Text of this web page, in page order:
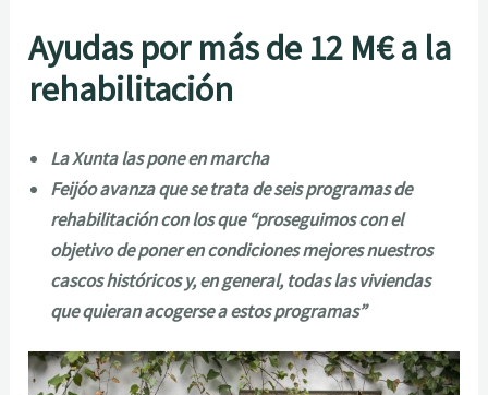
Ayudas por más de 12 M€ a la
rehabilitación
La Xunta las pone en marcha
Feijóo avanza que se trata de seis programas de
rehabilitación con los que “proseguimos con el
objetivo de poner en condiciones mejores nuestros
cascos históricos y, en general, todas las viviendas
que quieran acogerse a estos programas”